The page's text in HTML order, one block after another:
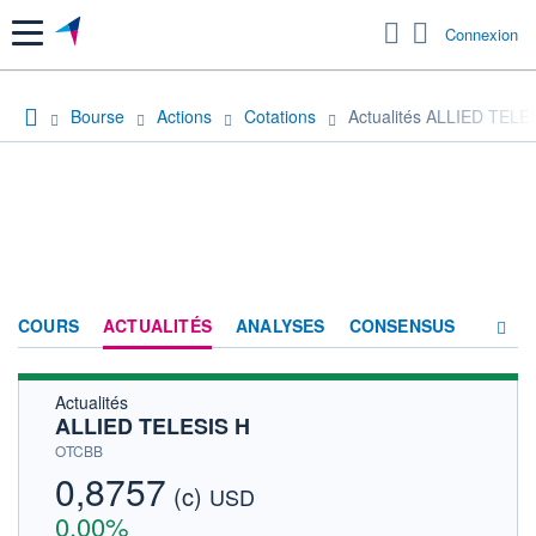
Menu Connexion
Bourse Actions Cotations Actualités ALLIED
COURS ACTUALITÉS ANALYSES CONSENSUS
Actualités
ALLIED TELESIS H
OTCBB
0,8757 (c) USD
0,00%